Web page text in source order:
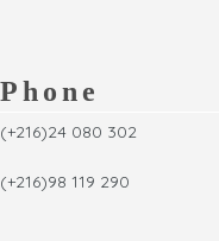
Phone
(+216)24 080 302
(+216)98 119 290